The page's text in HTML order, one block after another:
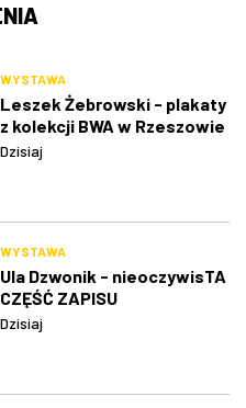
WYSTAWA
Leszek Żebrowski - plakaty
z kolekcji BWA w Rzeszowie
Dzisiaj
WYSTAWA
Ula Dzwonik - nieoczywisTA
CZĘŚĆ ZAPISU
Dzisiaj